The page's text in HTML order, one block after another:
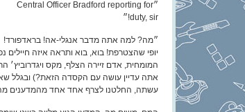
״Central Officer Bradford reporting for
duty, sir!״
״מה? למה אתה מדבר אנגלי-אה! בראדפורד!
יופי שהצטרפת! בוא, בוא ותראה איזה חיילים
המומחית, אדם זיירה הצלף, מקס ויגדרוביץ׳
אתה עדיין עושה עם הקסדה הזאת?) ובגלל
עשתה, החלטנו לצרף אחד אחד מהמדענים